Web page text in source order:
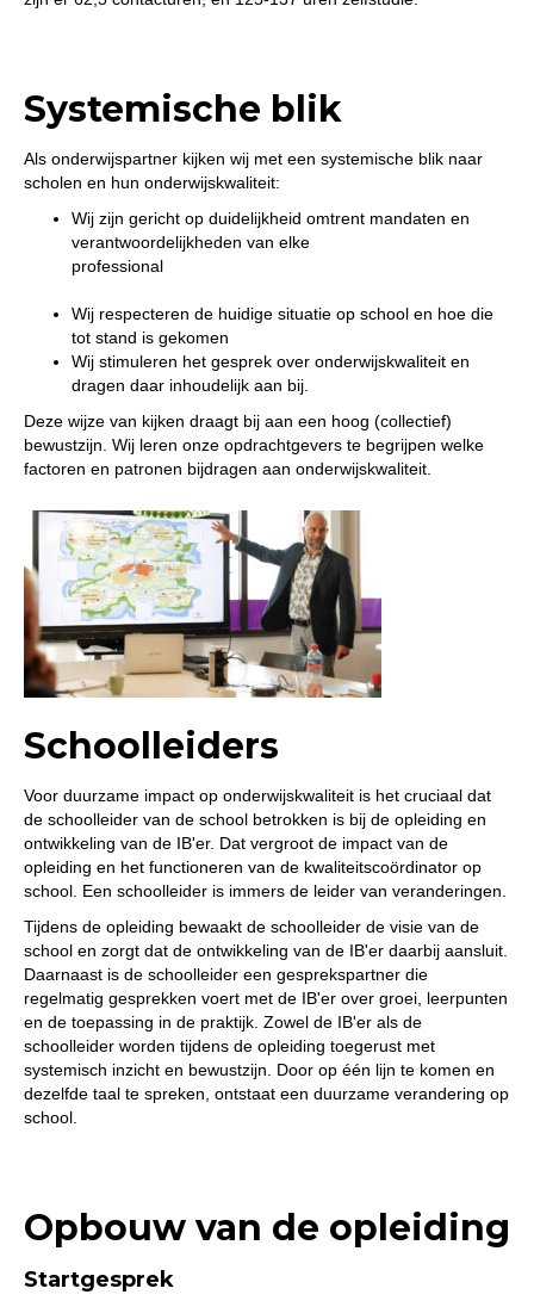
Systemische blik
Als onderwijspartner kijken wij met een systemische blik naar
scholen en hun onderwijskwaliteit:
Wij zijn gericht op duidelijkheid omtrent mandaten en
verantwoordelijkheden van elke
professional
Wij respecteren de huidige situatie op school en hoe die
tot stand is gekomen
Wij stimuleren het gesprek over onderwijskwaliteit en
dragen daar inhoudelijk aan bij.
Deze wijze van kijken draagt bij aan een hoog (collectief)
bewustzijn. Wij leren onze opdrachtgevers te begrijpen welke
factoren en patronen bijdragen aan onderwijskwaliteit.
Schoolleiders
Voor duurzame impact op onderwijskwaliteit is het cruciaal dat
de schoolleider van de school betrokken is bij de opleiding en
ontwikkeling van de IB'er. Dat vergroot de impact van de
opleiding en het functioneren van de kwaliteitscoördinator op
school. Een schoolleider is immers de leider van veranderingen.
Tijdens de opleiding bewaakt de schoolleider de visie van de
school en zorgt dat de ontwikkeling van de IB'er daarbij aansluit.
Daarnaast is de schoolleider een gesprekspartner die
regelmatig gesprekken voert met de IB'er over groei, leerpunten
en de toepassing in de praktijk. Zowel de IB'er als de
schoolleider worden tijdens de opleiding toegerust met
systemisch inzicht en bewustzijn. Door op één lijn te komen en
dezelfde taal te spreken, ontstaat een duurzame verandering op
school.
Opbouw van de opleiding
Startgesprek